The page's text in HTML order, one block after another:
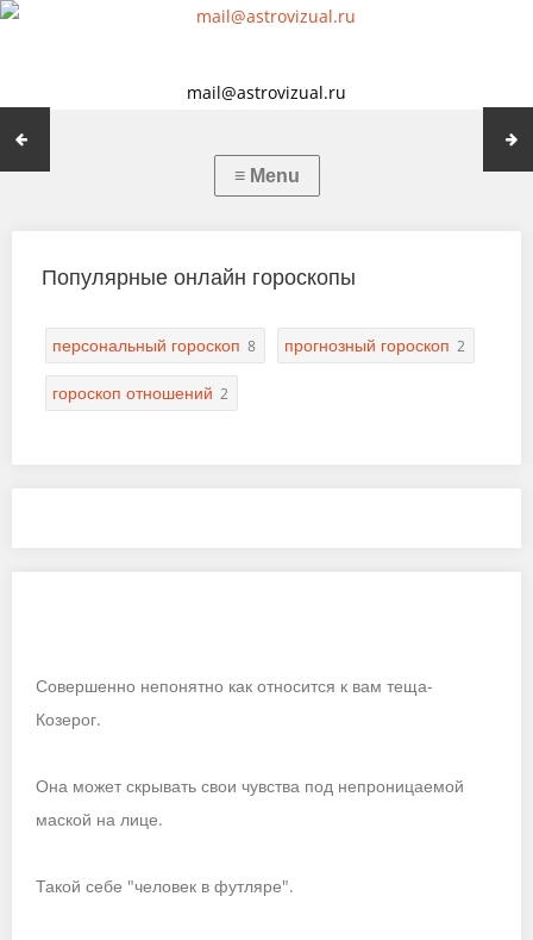
mail@astrovizual.ru
Популярные онлайн гороскопы
персональный гороскоп 8 прогнозный гороскоп 2
гороскоп отношений 2
Совершенно непонятно как относится к вам теща-
Козерог.
Она может скрывать свои чувства под непроницаемой
маской на лице.
Такой себе "человек в футляре".